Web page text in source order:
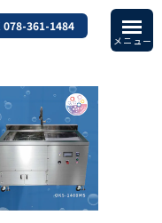
078-361-1484